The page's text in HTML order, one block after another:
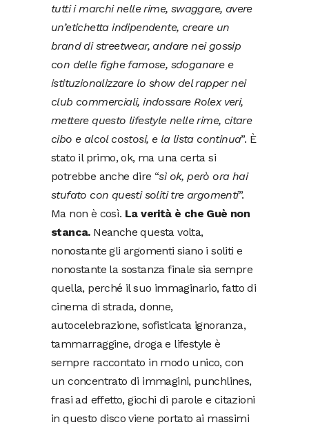
tutti i marchi nelle rime, swaggare, avere
un’etichetta indipendente, creare un
brand di streetwear, andare nei gossip
con delle fighe famose, sdoganare e
istituzionalizzare lo show del rapper nei
club commerciali, indossare Rolex veri,
mettere questo lifestyle nelle rime, citare
cibo e alcol costosi, e la lista continua”. È
stato il primo, ok, ma una certa si
potrebbe anche dire “sì ok, però ora hai
stufato con questi soliti tre argomenti”.
Ma non è così. La verità è che Guè non
stanca. Neanche questa volta,
nonostante gli argomenti siano i soliti e
nonostante la sostanza finale sia sempre
quella, perché il suo immaginario, fatto di
cinema di strada, donne,
autocelebrazione, sofisticata ignoranza,
tammarraggine, droga e lifestyle è
sempre raccontato in modo unico, con
un concentrato di immagini, punchlines,
frasi ad effetto, giochi di parole e citazioni
in questo disco viene portato ai massimi